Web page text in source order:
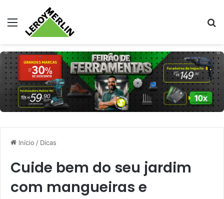
Menu
Início / Dicas
Cuide bem do seu jardim
com mangueiras e